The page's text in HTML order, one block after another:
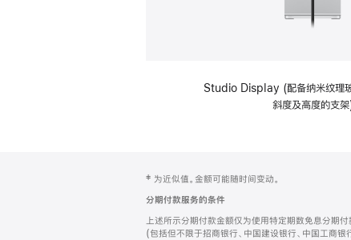
Studio Display (配备纳米纹理
斜度及高度的支架
页
脚
注
‡ 为近似值。金额可能随时间变动。
分期付款服务的条件
上述所示分期付款金额仅为使用特定期数免息分期
(包括但不限于招商银行、中国建设银行、中国工商